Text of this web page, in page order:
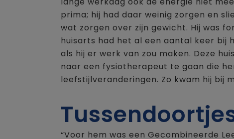
prima; hij had daar weinig zorgen en
wat zorgen over zijn gewicht. Hij was
huisarts had het al een aantal keer bij
als hij er werk van zou maken. Deze
naar een fysiotherapeut te gaan die
leefstijlveranderingen. Zo kwam hij bij
“Voor hem was een Gecombineerde